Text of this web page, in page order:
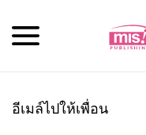
อีเมล์ไปให้เพื่อน